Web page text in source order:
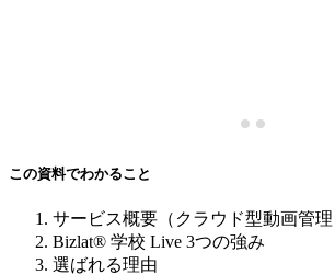
この資料でわかること
サービス概要（クラウド型動画管理
Bizlat® 学校 Live 3つの強み
選ばれる理由